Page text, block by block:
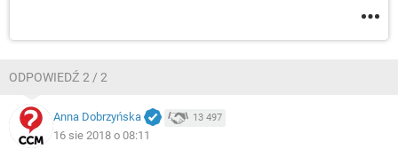
ODPOWIEDŹ 2 / 2
Anna Dobrzyńska 13 497
16 sie 2018 o 08:11